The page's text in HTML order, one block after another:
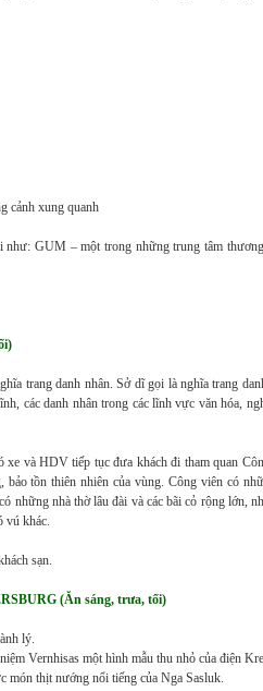
cảnh xung quanh
như: GUM – một trong những trung tâm
trang danh nhân. Sở dĩ gọi là nghĩa trang
các danh nhân trong các lĩnh vực văn hóa,
xe và HDV tiếp tục đưa khách đi tham quan
tồn thiên nhiên của vùng. Công viên có
những nhà thờ lâu đài và các bãi cỏ rộng lớn,
vú khác.
sạn.
(Ăn sáng, trưa, tối)
lý.
Vernhisas một hình mẫu thu nhỏ của điện
món thịt nướng nổi tiếng của Nga Sasluk.
du lịch Khám